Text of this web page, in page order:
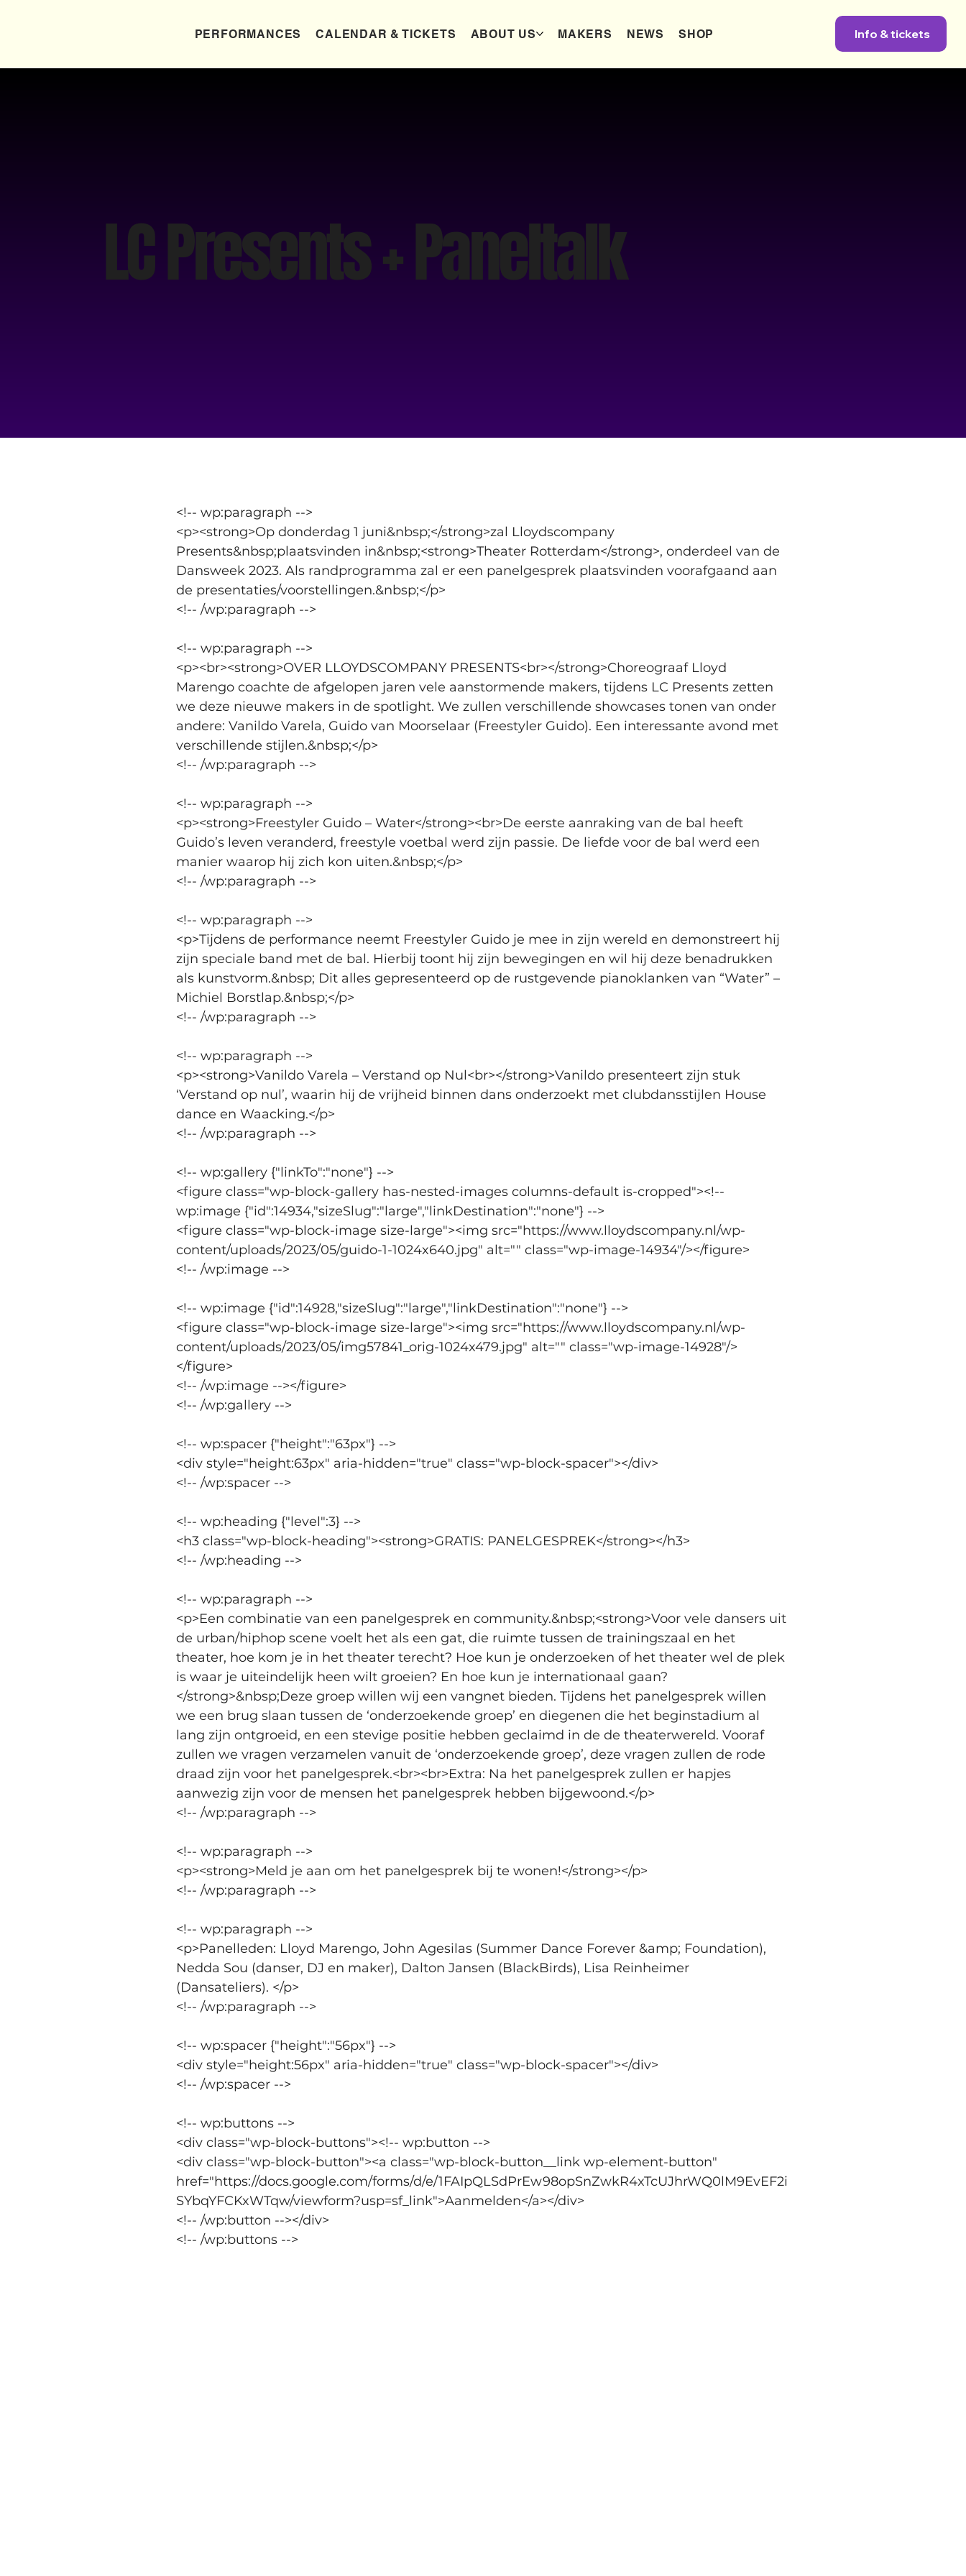
PERFORMANCES CALENDAR & TICKETS ABOUT US MAKERS NEWS SHOP Info & tickets
LC Presents + Paneltalk
<!-- wp:paragraph -->
<p><strong>Op donderdag 1 juni&nbsp;</strong>zal Lloydscompany
Presents&nbsp;plaatsvinden in&nbsp;<strong>Theater Rotterdam</strong>, onderdeel van de
Dansweek 2023. Als randprogramma zal er een panelgesprek plaatsvinden voorafgaand aan
de presentaties/voorstellingen.&nbsp;</p>
<!-- /wp:paragraph -->
<!-- wp:paragraph -->
<p><br><strong>OVER LLOYDSCOMPANY PRESENTS<br></strong>Choreograaf Lloyd
Marengo coachte de afgelopen jaren vele aanstormende makers, tijdens LC Presents zetten
we deze nieuwe makers in de spotlight. We zullen verschillende showcases tonen van onder
andere: Vanildo Varela, Guido van Moorselaar (Freestyler Guido). Een interessante avond met
verschillende stijlen.&nbsp;</p>
<!-- /wp:paragraph -->
<!-- wp:paragraph -->
<p><strong>Freestyler Guido – Water</strong><br>De eerste aanraking van de bal heeft
Guido’s leven veranderd, freestyle voetbal werd zijn passie. De liefde voor de bal werd een
manier waarop hij zich kon uiten.&nbsp;</p>
<!-- /wp:paragraph -->
<!-- wp:paragraph -->
<p>Tijdens de performance neemt Freestyler Guido je mee in zijn wereld en demonstreert hij
zijn speciale band met de bal. Hierbij toont hij zijn bewegingen en wil hij deze benadrukken
als kunstvorm.&nbsp; Dit alles gepresenteerd op de rustgevende pianoklanken van “Water” –
Michiel Borstlap.&nbsp;</p>
<!-- /wp:paragraph -->
<!-- wp:paragraph -->
<p><strong>Vanildo Varela – Verstand op Nul<br></strong>Vanildo presenteert zijn stuk
‘Verstand op nul’, waarin hij de vrijheid binnen dans onderzoekt met clubdansstijlen House
dance en Waacking.</p>
<!-- /wp:paragraph -->
<!-- wp:gallery {"linkTo":"none"} -->
<figure class="wp-block-gallery has-nested-images columns-default is-cropped"><!--
wp:image {"id":14934,"sizeSlug":"large","linkDestination":"none"} -->
<figure class="wp-block-image size-large"><img src="https://www.lloydscompany.nl/wp-
content/uploads/2023/05/guido-1-1024x640.jpg" alt="" class="wp-image-14934"/></figure>
<!-- /wp:image -->
<!-- wp:image {"id":14928,"sizeSlug":"large","linkDestination":"none"} -->
<figure class="wp-block-image size-large"><img src="https://www.lloydscompany.nl/wp-
content/uploads/2023/05/img57841_orig-1024x479.jpg" alt="" class="wp-image-14928"/>
</figure>
<!-- /wp:image --></figure>
<!-- /wp:gallery -->
<!-- wp:spacer {"height":"63px"} -->
<div style="height:63px" aria-hidden="true" class="wp-block-spacer"></div>
<!-- /wp:spacer -->
<!-- wp:heading {"level":3} -->
<h3 class="wp-block-heading"><strong>GRATIS: PANELGESPREK</strong></h3>
<!-- /wp:heading -->
<!-- wp:paragraph -->
<p>Een combinatie van een panelgesprek en community.&nbsp;<strong>Voor vele dansers uit
de urban/hiphop scene voelt het als een gat, die ruimte tussen de trainingszaal en het
theater, hoe kom je in het theater terecht? Hoe kun je onderzoeken of het theater wel de plek
is waar je uiteindelijk heen wilt groeien? En hoe kun je internationaal gaan?
</strong>&nbsp;Deze groep willen wij een vangnet bieden. Tijdens het panelgesprek willen
we een brug slaan tussen de ‘onderzoekende groep’ en diegenen die het beginstadium al
lang zijn ontgroeid, en een stevige positie hebben geclaimd in de de theaterwereld. Vooraf
zullen we vragen verzamelen vanuit de ‘onderzoekende groep’, deze vragen zullen de rode
draad zijn voor het panelgesprek.<br><br>Extra: Na het panelgesprek zullen er hapjes
aanwezig zijn voor de mensen het panelgesprek hebben bijgewoond.</p>
<!-- /wp:paragraph -->
<!-- wp:paragraph -->
<p><strong>Meld je aan om het panelgesprek bij te wonen!</strong></p>
<!-- /wp:paragraph -->
<!-- wp:paragraph -->
<p>Panelleden: Lloyd Marengo, John Agesilas (Summer Dance Forever &amp; Foundation),
Nedda Sou (danser, DJ en maker), Dalton Jansen (BlackBirds), Lisa Reinheimer
(Dansateliers). </p>
<!-- /wp:paragraph -->
<!-- wp:spacer {"height":"56px"} -->
<div style="height:56px" aria-hidden="true" class="wp-block-spacer"></div>
<!-- /wp:spacer -->
<!-- wp:buttons -->
<div class="wp-block-buttons"><!-- wp:button -->
<div class="wp-block-button"><a class="wp-block-button__link wp-element-button"
href="https://docs.google.com/forms/d/e/1FAIpQLSdPrEw98opSnZwkR4xTcUJhrWQ0lM9EvEF2i
SYbqYFCKxWTqw/viewform?usp=sf_link">Aanmelden</a></div>
<!-- /wp:button --></div>
<!-- /wp:buttons -->